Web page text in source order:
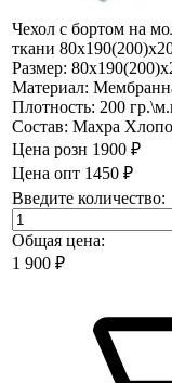
Чехол с бортом на
ткани
Размер:
Материал:
Плотность: 200
Состав: Махра
Цена розн 1900 ₽
Цена опт 1450 ₽
Введите количество:
Общая цена:
1 900 ₽